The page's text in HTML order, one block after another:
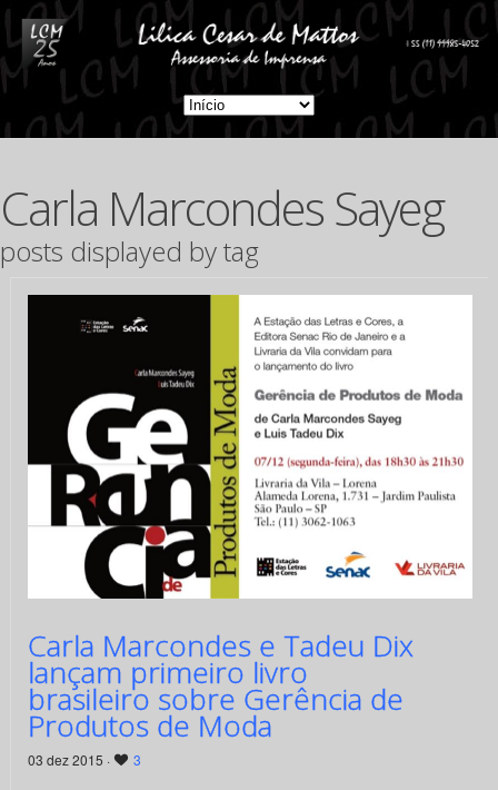
Carla Marcondes Sayeg
posts displayed by tag
Carla Marcondes e Tadeu Dix
lançam primeiro livro
brasileiro sobre Gerência de
Produtos de Moda
03 dez 2015 · 3